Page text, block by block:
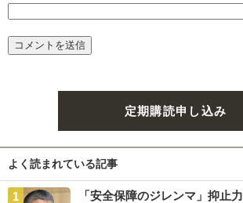
定期購読申し込み
よく読まれている記事
「安全保障のジレンマ」抑止